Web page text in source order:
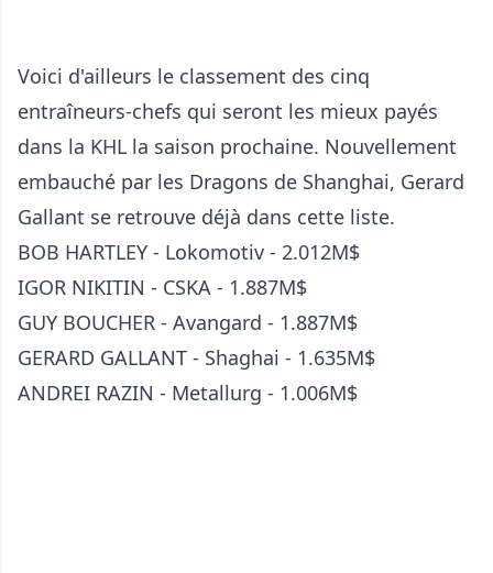
Voici d'ailleurs le classement des cinq
entraîneurs-chefs qui seront les mieux payés
dans la KHL la saison prochaine. Nouvellement
embauché par les Dragons de Shanghai, Gerard
Gallant se retrouve déjà dans cette liste.
BOB HARTLEY - Lokomotiv - 2.012M$
IGOR NIKITIN - CSKA - 1.887M$
GUY BOUCHER - Avangard - 1.887M$
GERARD GALLANT - Shaghai - 1.635M$
ANDREI RAZIN - Metallurg - 1.006M$